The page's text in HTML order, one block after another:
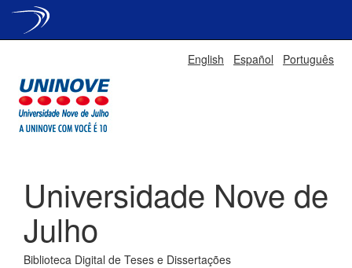
English Español Português
Universidade Nove de
Julho
Biblioteca Digital de Teses e Dissertações